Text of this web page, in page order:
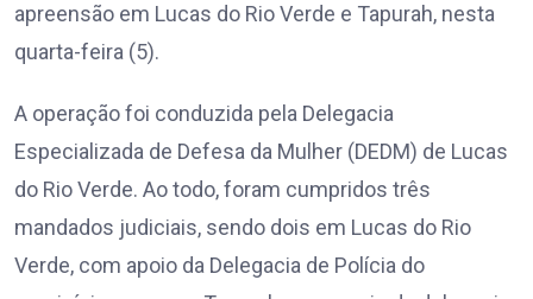
apreensão em Lucas do Rio Verde e Tapurah, nesta
quarta-feira (5).
A operação foi conduzida pela Delegacia
Especializada de Defesa da Mulher (DEDM) de Lucas
do Rio Verde. Ao todo, foram cumpridos três
mandados judiciais, sendo dois em Lucas do Rio
Verde, com apoio da Delegacia de Polícia do